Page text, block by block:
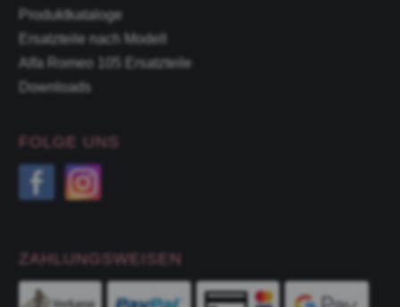
Produktkataloge
Ersatzteile nach Modell
Alfa Romeo 105 Ersatzteile
Downloads
FOLGE UNS
ZAHLUNGSWEISEN